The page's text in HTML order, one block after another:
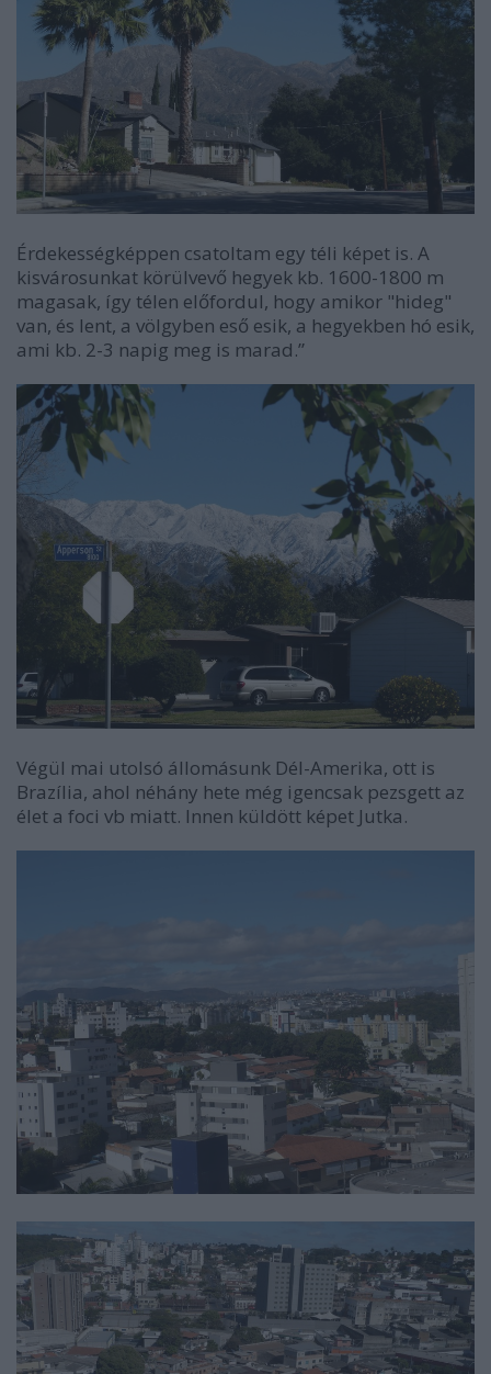
Érdekességképpen csatoltam egy téli képet is. A
kisvárosunkat körülvevő hegyek kb. 1600-1800 m
magasak, így télen előfordul, hogy amikor "hideg"
van, és lent, a völgyben eső esik, a hegyekben hó esik,
ami kb. 2-3 napig meg is marad.”
Végül mai utolsó állomásunk Dél-Amerika, ott is
Brazília, ahol néhány hete még igencsak pezsgett az
élet a foci vb miatt. Innen küldött képet Jutka.